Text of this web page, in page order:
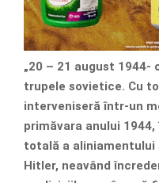
„20 – 21 august 1944-
trupele sovietice. Cu
interveniseră într-un
primăvara anului
totală a
Hitler, neavând